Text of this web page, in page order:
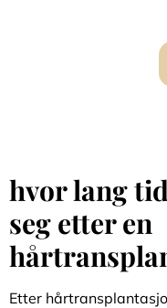
hvor lang
seg etter en
Etter